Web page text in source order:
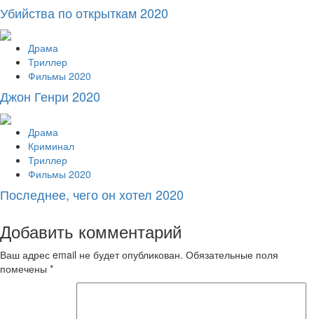
Убийства по открыткам 2020
Драма
Триллер
Фильмы 2020
Джон Генри 2020
Драма
Криминал
Триллер
Фильмы 2020
Последнее, чего он хотел 2020
Добавить комментарий
Ваш адрес email не будет опубликован. Обязательные поля
помечены *